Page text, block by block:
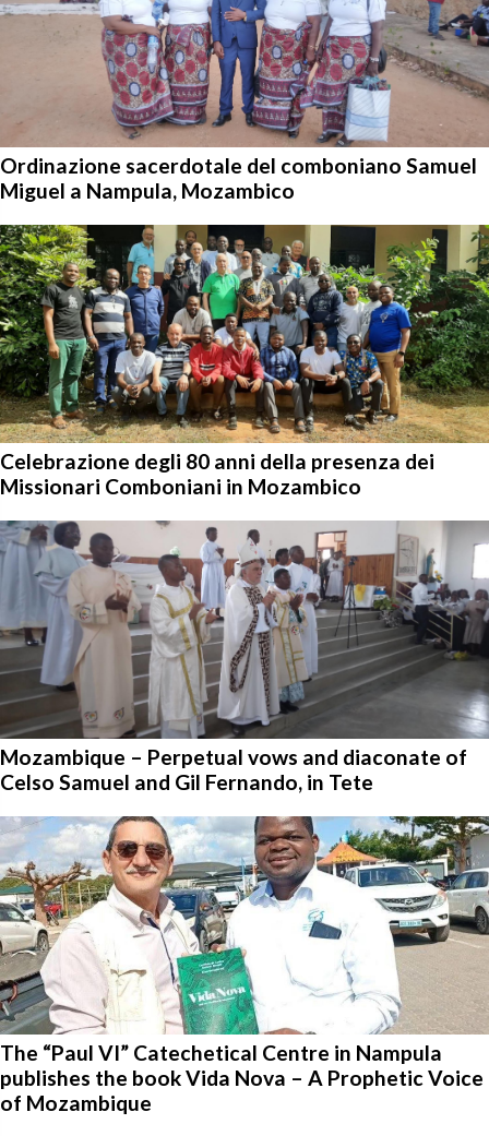
Ordinazione sacerdotale del comboniano Samuel
Miguel a Nampula, Mozambico
Celebrazione degli 80 anni della presenza dei
Missionari Comboniani in Mozambico
Mozambique – Perpetual vows and diaconate of
Celso Samuel and Gil Fernando, in Tete
The “Paul VI” Catechetical Centre in Nampula
publishes the book Vida Nova – A Prophetic Voice
of Mozambique